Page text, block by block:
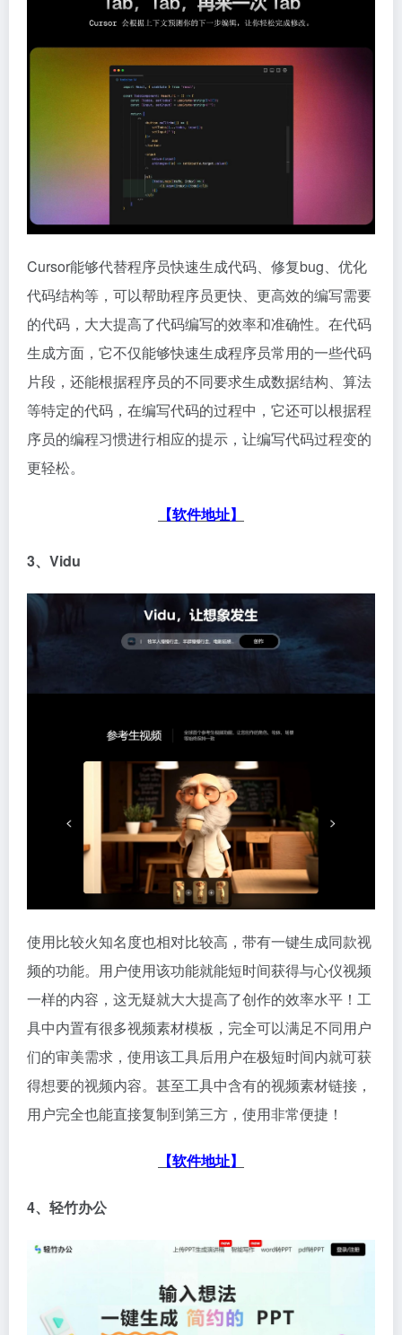
Cursor能够代替程序员快速生成代码、修复bug、优化
代码结构等，可以帮助程序员更快、更高效的编写需要
的代码，大大提高了代码编写的效率和准确性。在代码
生成方面，它不仅能够快速生成程序员常用的一些代码
片段，还能根据程序员的不同要求生成数据结构、算法
等特定的代码，在编写代码的过程中，它还可以根据程
序员的编程习惯进行相应的提示，让编写代码过程变的
更轻松。
【软件地址】
3、Vidu
使用比较火知名度也相对比较高，带有一键生成同款视
频的功能。用户使用该功能就能短时间获得与心仪视频
一样的内容，这无疑就大大提高了创作的效率水平！工
具中内置有很多视频素材模板，完全可以满足不同用户
们的审美需求，使用该工具后用户在极短时间内就可获
得想要的视频内容。甚至工具中含有的视频素材链接，
用户完全也能直接复制到第三方，使用非常便捷！
【软件地址】
4、轻竹办公